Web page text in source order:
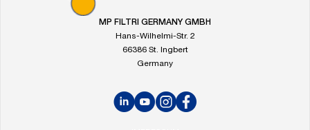
MP FILTRI GERMANY GMBH
Hans-Wilhelmi-Str. 2
66386 St. Ingbert
Germany
LinkedInYouTubeInstagramFacebook